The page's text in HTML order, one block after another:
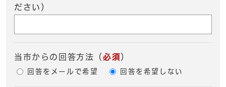
ださい）
当市からの回答方法 （ 必須）
回答をメールで希望 回答を希望しない